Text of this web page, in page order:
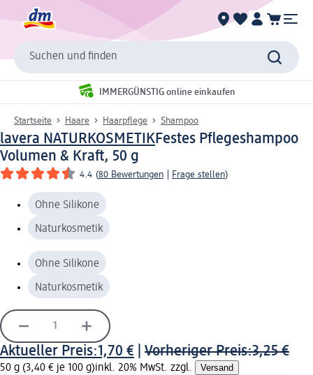
Suchen und finden
IMMERGÜNSTIG online einkaufen
Startseite Haare Haarpflege Shampoo
lavera NATURKOSMETIKFestes Pflegeshampoo
Volumen & Kraft, 50 g
4.4 (80 Bewertungen Frage stellen)
Ohne Silikone
Naturkosmetik
Ohne Silikone
Naturkosmetik
Aktueller Preis:1,70 € Vorheriger Preis:3,25 €
50 g (3,40 € je 100 g)inkl. 20% MwSt. zzgl. Versand